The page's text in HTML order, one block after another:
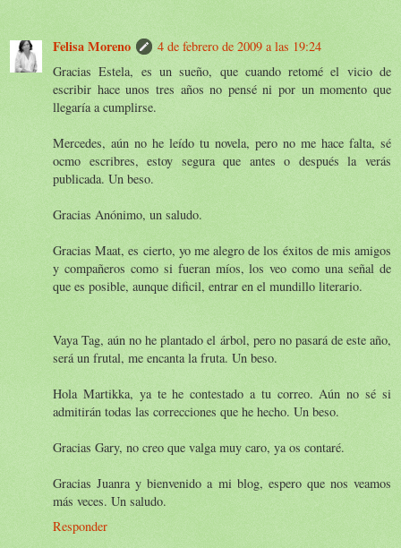
Felisa Moreno
4 de febrero de 2009 a las 19:24
Gracias Estela, es un sueño, que cuando retomé el vicio de
escribir hace unos tres años no pensé ni por un momento que
llegaría a cumplirse.
Mercedes, aún no he leído tu novela, pero no me hace falta, sé
ocmo escribres, estoy segura que antes o después la verás
publicada. Un beso.
Gracias Anónimo, un saludo.
Gracias Maat, es cierto, yo me alegro de los éxitos de mis amigos
y compañeros como si fueran míos, los veo como una señal de
que es posible, aunque dificil, entrar en el mundillo literario.
Vaya Tag, aún no he plantado el árbol, pero no pasará de este año,
será un frutal, me encanta la fruta. Un beso.
Hola Martikka, ya te he contestado a tu correo. Aún no sé si
admitirán todas las correcciones que he hecho. Un beso.
Gracias Gary, no creo que valga muy caro, ya os contaré.
Gracias Juanra y bienvenido a mi blog, espero que nos veamos
más veces. Un saludo.
Responder